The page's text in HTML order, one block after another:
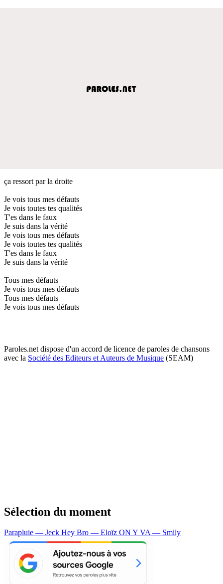
ça ressort par la droite
Je vois tous mes défauts
Je vois toutes tes qualités
T'es dans le faux
Je suis dans la vérité
Je vois tous mes défauts
Je vois toutes tes qualités
T'es dans le faux
Je suis dans la vérité
Tous mes défauts
Je vois tous mes défauts
Tous mes défauts
Je vois tous mes défauts
Paroles.net dispose d'un accord de licence de paroles de chansons
avec la Société des Editeurs et Auteurs de Musique (SEAM)
Sélection du moment
Parapluie — Jeck Hey Bro — Eloïz ON Y VA — Smily